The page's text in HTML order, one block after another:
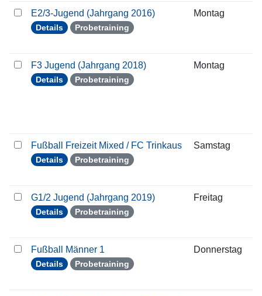
E2/3-Jugend (Jahrgang 2016)
Details Probetraining
Montag
F3 Jugend (Jahrgang 2018)
Details Probetraining
Montag
Fußball Freizeit Mixed / FC Trinkaus
Details Probetraining
Samstag
G1/2 Jugend (Jahrgang 2019)
Details Probetraining
Freitag
Fußball Männer 1
Details Probetraining
Donnerstag